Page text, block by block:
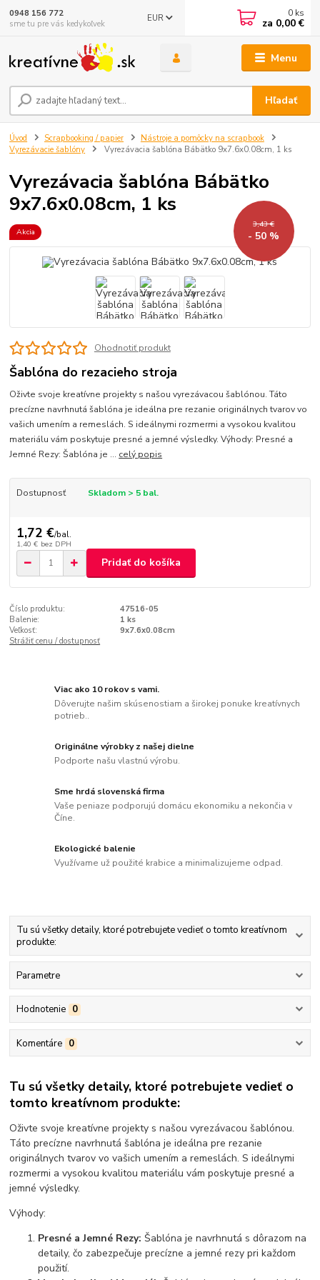
Menu
EUR
Hľadať
0948 156 772
sme tu pre vás kedykoľvek
0 ks
za 0,00 €
Úvod Scrapbooking / papier
Nástroje a pomôcky na scrapbook
Vyrezávacie šablóny
Vyrezávacia šablóna Bábätko 9x7.6x0.08cm, 1 ks
Vyrezávacia šablóna Bábätko
9x7.6x0.08cm, 1 ks
Akcia
3,43 €
- 50 %
Ohodnotiť produkt
Šablóna do rezacieho stroja
Oživte svoje kreatívne projekty s našou vyrezávacou šablónou. Táto
precízne navrhnutá šablóna je ideálna pre rezanie originálnych tvarov vo
vašich umením a remeslách. S ideálnymi rozmermi a vysokou kvalitou
materiálu vám poskytuje presné a jemné výsledky. Výhody: Presné a
Jemné Rezy: Šablóna je ... celý popis
Dostupnosť Skladom > 5 bal.
1,72 €/bal.
1,40 € bez DPH
Pridať do košíka
Číslo produktu:
47516-05
Balenie:
1 ks
Veľkosť:
9x7.6x0.08cm
Strážiť cenu / dostupnosť
Viac ako 10 rokov s vami.
Dôverujte našim skúsenostiam a širokej ponuke kreatívnych
potrieb..
Originálne výrobky z našej dielne
Podporte našu vlastnú výrobu.
Sme hrdá slovenská firma
Vaše peniaze podporujú domácu ekonomiku a nekončia v
Číne.
Ekologické balenie
Využívame už použité krabice a minimalizujeme odpad.
Tu sú všetky detaily, ktoré potrebujete vedieť o tomto kreatívnom
produkte:
Parametre
Hodnotenie 0
Komentáre 0
Tu sú všetky detaily, ktoré potrebujete vedieť o
tomto kreatívnom produkte:
Oživte svoje kreatívne projekty s našou vyrezávacou šablónou.
Táto precízne navrhnutá šablóna je ideálna pre rezanie
originálnych tvarov vo vašich umením a remeslách. S ideálnymi
rozmermi a vysokou kvalitou materiálu vám poskytuje presné a
jemné výsledky.
Výhody:
Presné a Jemné Rezy: Šablóna je navrhnutá s dôrazom na
detaily, čo zabezpečuje precízne a jemné rezy pri každom
použití.